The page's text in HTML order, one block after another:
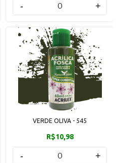
- +
VERDE OLIVA - 545
R$10,98
- +